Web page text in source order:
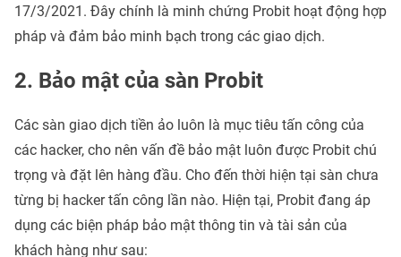
17/3/2021. Đây chính là minh chứng Probit hoạt động hợp
pháp và đảm bảo minh bạch trong các giao dịch.
2. Bảo mật của sàn Probit
Các sàn giao dịch tiền ảo luôn là mục tiêu tấn công của
các hacker, cho nên vấn đề bảo mật luôn được Probit chú
trọng và đặt lên hàng đầu. Cho đến thời hiện tại sàn chưa
từng bị hacker tấn công lần nào. Hiện tại, Probit đang áp
dụng các biện pháp bảo mật thông tin và tài sản của
khách hàng như sau: